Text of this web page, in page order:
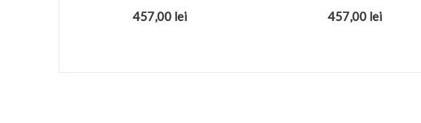
457,00 lei 457,00 lei